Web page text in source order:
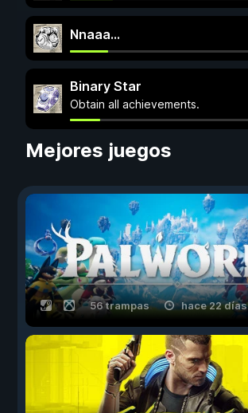
Nnaaa...
Binary Star
Obtain all achievements.
Mejores juegos
56 trampas hace 22 días